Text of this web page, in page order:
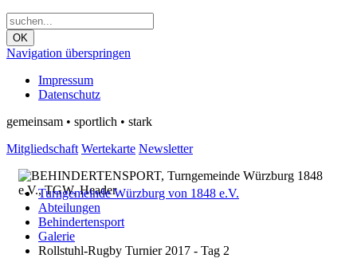
OK
Navigation überspringen
Impressum
Datenschutz
gemeinsam • sportlich • stark
Mitgliedschaft Wertekarte Newsletter
Turngemeinde Würzburg von 1848 e.V.
Abteilungen
Behindertensport
Galerie
Rollstuhl-Rugby Turnier 2017 - Tag 2